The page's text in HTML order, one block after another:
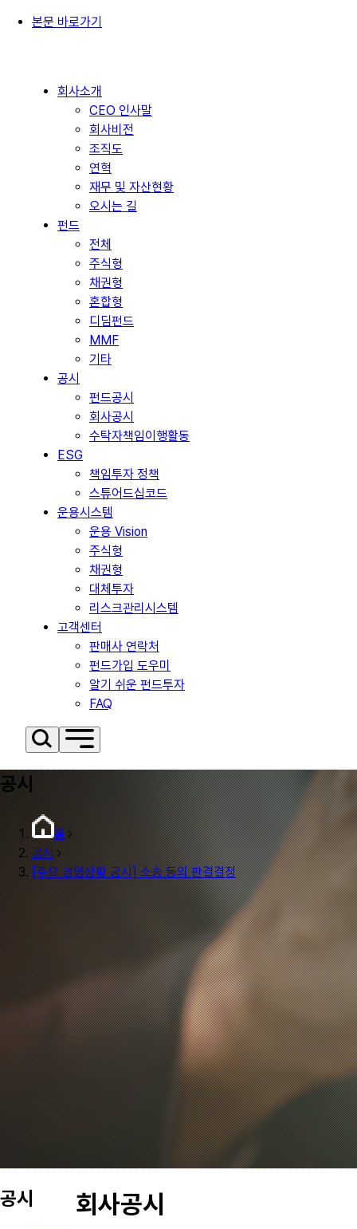
본문 바로가기
회사소개
CEO 인사말
회사비전
조직도
연혁
재무 및 자산현황
오시는 길
펀드
전체
주식형
채권형
혼합형
디딤펀드
MMF
기타
공시
펀드공시
회사공시
수탁자책임이행활동
ESG
책임투자 정책
스튜어드십코드
운용시스템
운용 Vision
주식형
채권형
대체투자
리스크관리시스템
고객센터
판매사 연락처
펀드가입 도우미
알기 쉬운 펀드투자
FAQ
공시
홈
공시
[주요 경영상황 공시] 소송 등의 판결결정
공시 회사공시